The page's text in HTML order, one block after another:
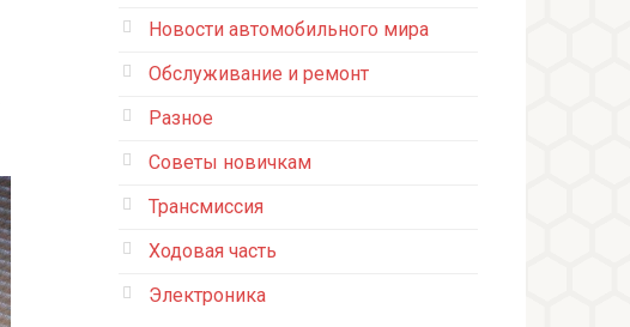
Новости автомобильного мира
Обслуживание и ремонт
Разное
Советы новичкам
Трансмиссия
Ходовая часть
Электроника